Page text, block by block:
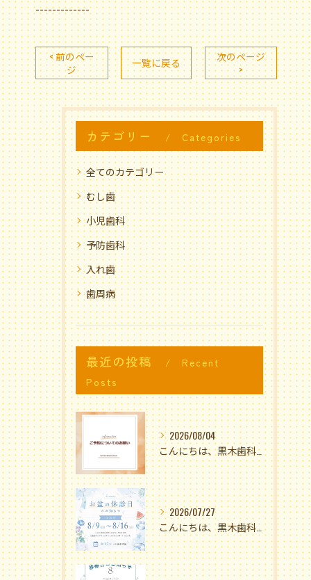
-------------
< 前のペー
ジ
一覧に戻る
次のページ
>
カテゴリー Categories
全てのカテゴリー
むし歯
小児歯科
予防歯科
入れ歯
歯周病
最近の投稿
Recent
Posts
2026/08/04
こんにちは、黒木歯科医院です🌟
2026/07/27
こんにちは、黒木歯科医院です🫶🏻